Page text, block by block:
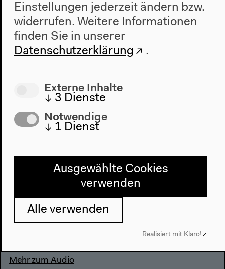
Diskussion: Zur
Experimentalisierung von Kindheit
Mit Mark Terkessidis, Gregor Harbusch, Monika
Mattes, Moderation: Tom Holert
Mehr zum Audio
Einstellungen jederzeit ändern bzw.
widerrufen. Weitere Informationen
finden Sie in unserer
Datenschutzerklärung
.
Externe Inhalte
↓ 3 Dienste
Notwendige
↓ 1 Dienst
Ausgewählte Cookies
verwenden
Alle verwenden
Realisiert mit Klaro!